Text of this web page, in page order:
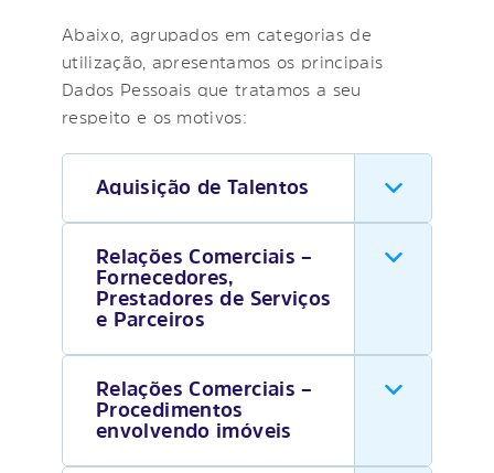
Abaixo, agrupados em categorias de
utilização, apresentamos os principais
Dados Pessoais que tratamos a seu
respeito e os motivos:
Aquisição de Talentos
Relações Comerciais –
Fornecedores,
Prestadores de Serviços
e Parceiros
Relações Comerciais –
Procedimentos
envolvendo imóveis